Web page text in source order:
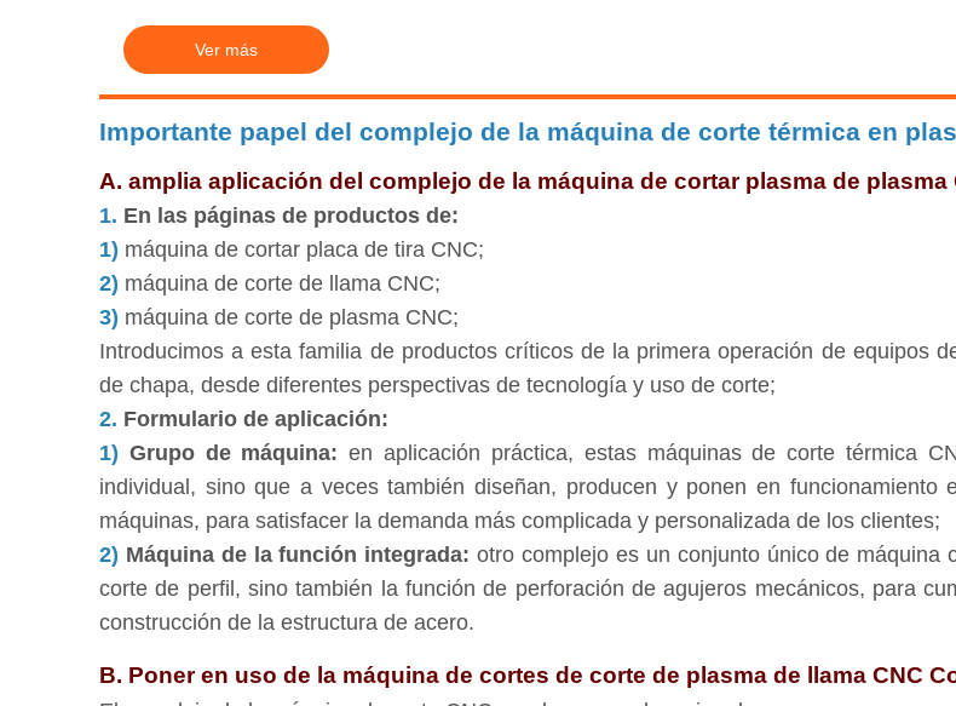
Ver más
Importante papel del complejo de la máquina de corte térmica en
A. amplia aplicación del complejo de la máquina de cortar plasma de plasma
1. En las páginas de productos de:
1) máquina de cortar placa de tira CNC;
2) máquina de corte de llama CNC;
3) máquina de corte de plasma CNC;
Introducimos a esta familia de productos críticos de la primera operación de equipos
de chapa, desde diferentes perspectivas de tecnología y uso de corte;
2. Formulario de aplicación:
1) Grupo de máquina:en aplicación práctica, estas máquinas de corte térmica
individual, sino que a veces también diseñan, producen y ponen en
máquinas, para satisfacer la demanda más complicada y personalizada de los clientes;
2) Máquina de la función integrada:otro complejo es un conjunto único de máquina
corte de perfil, sino también la función de perforación de agujeros mecánicos, para
construcción de la estructura de acero.
B. Poner en uso de la máquina de cortes de corte de plasma de llama CNC